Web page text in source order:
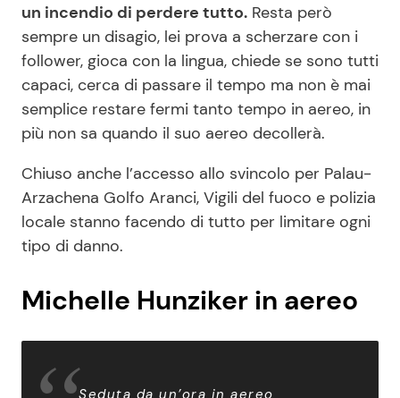
un incendio di perdere tutto. Resta però
sempre un disagio, lei prova a scherzare con i
follower, gioca con la lingua, chiede se sono tutti
capaci, cerca di passare il tempo ma non è mai
semplice restare fermi tanto tempo in aereo, in
più non sa quando il suo aereo decollerà.
Chiuso anche l’accesso allo svincolo per Palau-
Arzachena Golfo Aranci, Vigili del fuoco e polizia
locale stanno facendo di tutto per limitare ogni
tipo di danno.
Michelle Hunziker in aereo
Seduta da un’ora in aereo